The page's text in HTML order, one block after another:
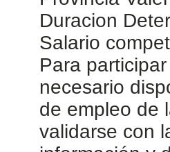
Duracion
Salario
Para
necesario
de empleo de
validarse con